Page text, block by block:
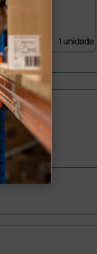
1 unidade